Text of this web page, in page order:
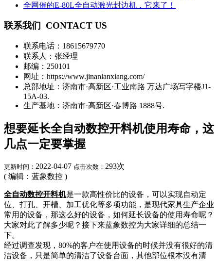
全网催的E-80L全自动激光封边机，它来了！
联系我们 CONTACT US
联系电话： 18615679770
联系人：张经理
邮编：250101
网址：https://www.jinanlanxiang.com/
总部地址：济南市·高新区·工业南路 万达广场写字楼J1-
15A-03.
生产基地：济南市·高新区·春博路 1888号.
想要延长全自动数控开料机使用寿命，这
几点一定要掌握
更新时间： 2022-04-07 点击次数： 293次
( 编辑：蓝象数控 )
全自动数控开料机是一款高性价比的设备，可以实现自动定
位、打孔、开槽、加工优化等多项功能，是现代家具生产企业
常用的设备，那这么好的设备，如何延长设备的使用寿命呢？
大家对此了解多少呢？接下来蓝象数控为大家详细的总结一
下。
经过调查发现，80%的客户在使用设备的时候并没有很好的清
洁设备，只是简单的清洁了设备台面，其他部位根本没有清